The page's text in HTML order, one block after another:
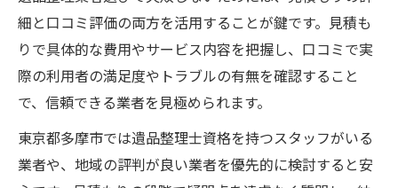
細と口コミ評価の両方を活用することが鍵です。見積も
りで具体的な費用やサービス内容を把握し、口コミで実
際の利用者の満足度やトラブルの有無を確認すること
で、信頼できる業者を見極められます。
東京都多摩市では遺品整理士資格を持つスタッフがいる
業者や、地域の評判が良い業者を優先的に検討すると安